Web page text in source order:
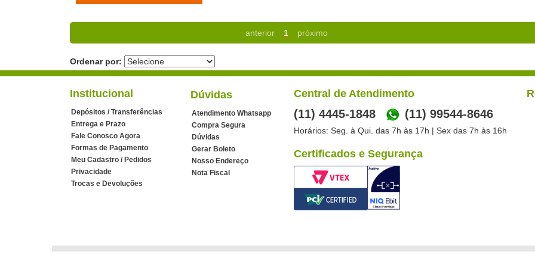
anterior 1 próximo
Ordenar por:
Institucional
Depósitos / Transferências
Entrega e Prazo
Fale Conosco Agora
Formas de Pagamento
Meu Cadastro / Pedidos
Privacidade
Trocas e Devoluções
Dúvidas
Atendimento Whatsapp
Compra Segura
Dúvidas
Gerar Boleto
Nosso Endereço
Nota Fiscal
Central de Atendimento
(11) 4445-1848 (11) 99544-8646
Horários: Seg. à Qui. das 7h às 17h | Sex das 7h às 16h
Certificados e Segurança